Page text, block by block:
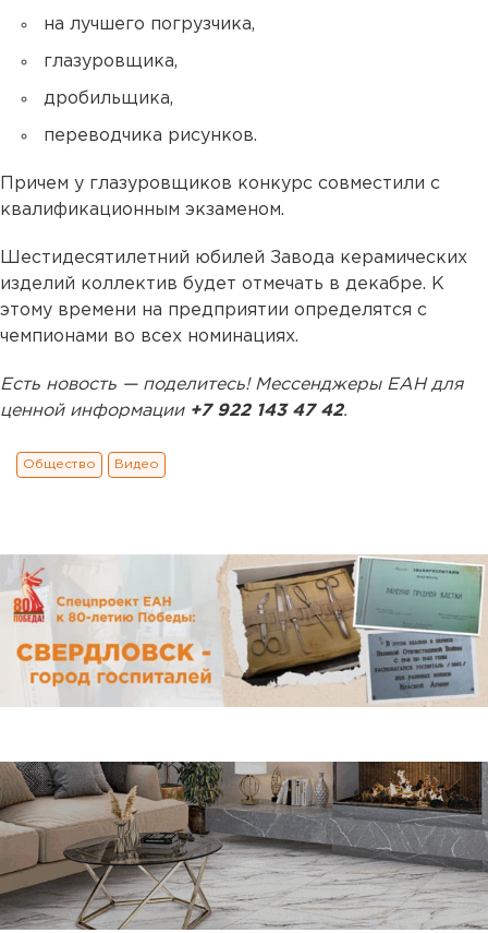
на лучшего погрузчика,
глазуровщика,
дробильщика,
переводчика рисунков.
Причем у глазуровщиков конкурс совместили с
квалификационным экзаменом.
Шестидесятилетний юбилей Завода керамических
изделий коллектив будет отмечать в декабре. К
этому времени на предприятии определятся с
чемпионами во всех номинациях.
Есть новость — поделитесь! Мессенджеры ЕАН для
ценной информации +7 922 143 47 42.
Общество Видео